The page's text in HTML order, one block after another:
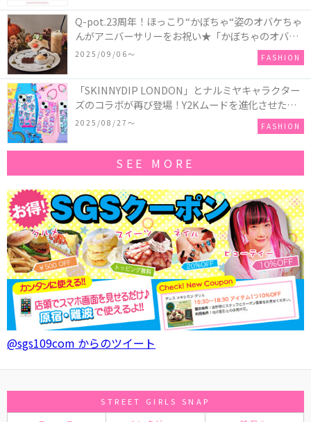
Q-pot.23周年！ほっこり“かぼちゃ“姿のオバケちゃ
んがアニバーサリーをお祝い★「かぼちゃのオバケ
ーキアクセサリー」が新発売！Q-pot CAFE.では
「かぼちゃのオバケーキプレート」も登場
2025/09/06〜 FASHION
「SKINNYDIP LONDON」とナルミヤキャラクター
ズのコラボが再び登場！Y2Kムードを進化させた新
作コレクションを発売♪
2025/08/27〜 FASHION
SEE MORE
@sgs109com からのツイート
STREET GIRLS SNAP